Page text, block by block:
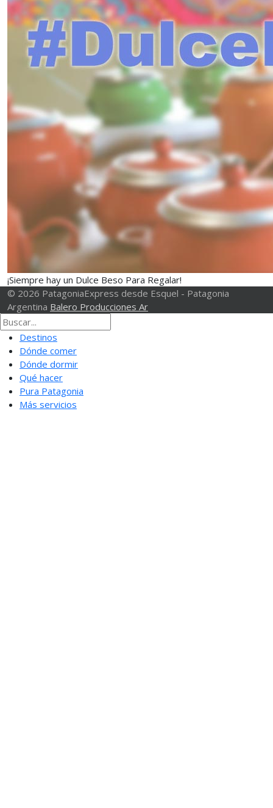
¡Siempre hay un Dulce Beso Para Regalar!
© 2026 PatagoniaExpress desde Esquel - Patagonia
Argentina Balero Producciones Ar
Destinos
Dónde comer
Dónde dormir
Qué hacer
Pura Patagonia
Más servicios